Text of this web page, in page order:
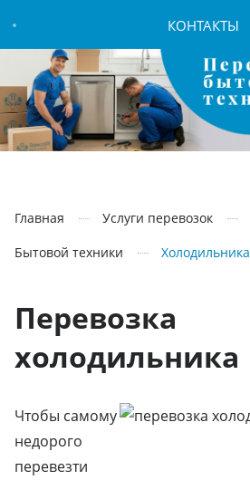
КОНТАКТЫ
Главная
Услуги перевозок
Бытовой техники
Холодильника
Перевозка
холодильника
Чтобы самому
недорого
перевезти